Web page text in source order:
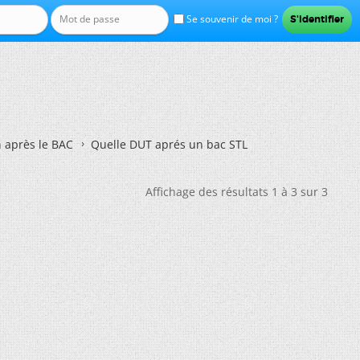
Se souvenir de moi ?
le BAC Quelle DUT aprés un bac STL
Affichage des résultats 1 à 3 sur 3